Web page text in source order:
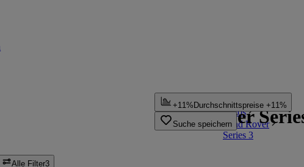
Alle Filter3
Startseite
Autos
Land Rover
Series 3
Land Rover
+11% Durchschnittspreise +11%
Suche speichern